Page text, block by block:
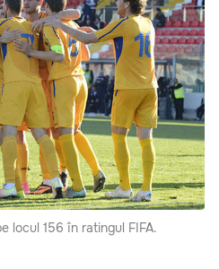
locul 156 în ratingul FIFA.